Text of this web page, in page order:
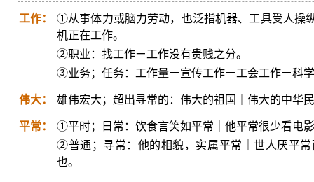
工作：
①从事体力或脑力劳动，也泛指机器、工具受人操
机正在工作。
②职业：找工作ㄧ工作没有贵贱之分。
③业务；任务：工作量ㄧ宣传工作ㄧ工会工作ㄧ科学
伟大： 雄伟宏大；超出寻常的：伟大的祖国｜伟大的中华
平常：
①平时；日常：饮食言笑如平常｜他平常很少看电
②普通；寻常：他的相貌，实属平常｜世人厌平
也。